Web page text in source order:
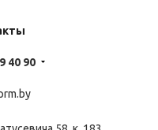
40 90